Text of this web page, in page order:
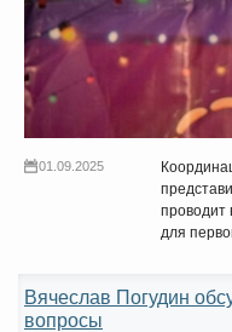
01.09.2025
проводит
для
Вячеслав Погудин
вопросы